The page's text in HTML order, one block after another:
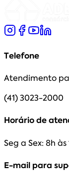
Telefone
Atendimento
(41) 3023-2000
Horário de
Seg a Sex: 8h às
E-mail para